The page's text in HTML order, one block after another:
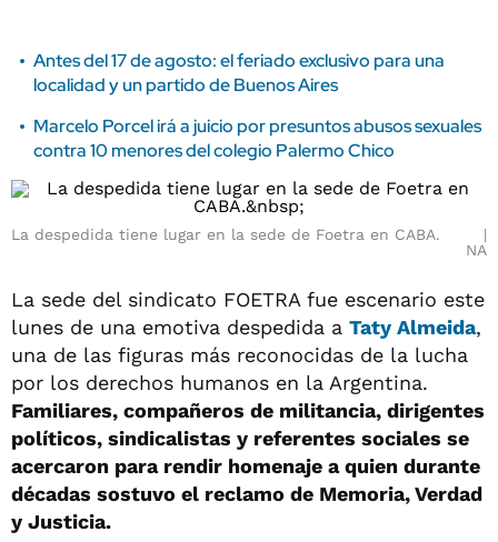
Antes del 17 de agosto: el feriado exclusivo para una
localidad y un partido de Buenos Aires
Marcelo Porcel irá a juicio por presuntos abusos sexuales
contra 10 menores del colegio Palermo Chico
La despedida tiene lugar en la sede de Foetra en CABA.
NA
La sede del sindicato FOETRA fue escenario este
lunes de una emotiva despedida a Taty Almeida,
una de las figuras más reconocidas de la lucha
por los derechos humanos en la Argentina.
Familiares, compañeros de militancia, dirigentes
políticos, sindicalistas y referentes sociales se
acercaron para rendir homenaje a quien durante
décadas sostuvo el reclamo de Memoria, Verdad
y Justicia.